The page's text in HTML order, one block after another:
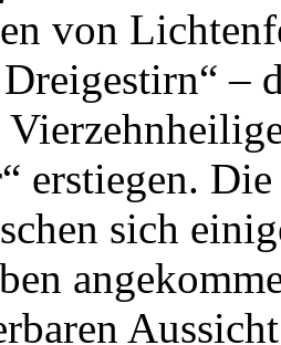
von
–
erstiegen.
sich